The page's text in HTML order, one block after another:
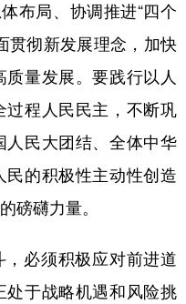
布局、协调推进“四个
贯彻新发展理念，加快
量发展。要践行以人
程人民民主，不断巩
人民大团结、全体中华
民的积极性主动性创造
磅礴力量。
必须积极应对前进道
处于战略机遇和风险挑